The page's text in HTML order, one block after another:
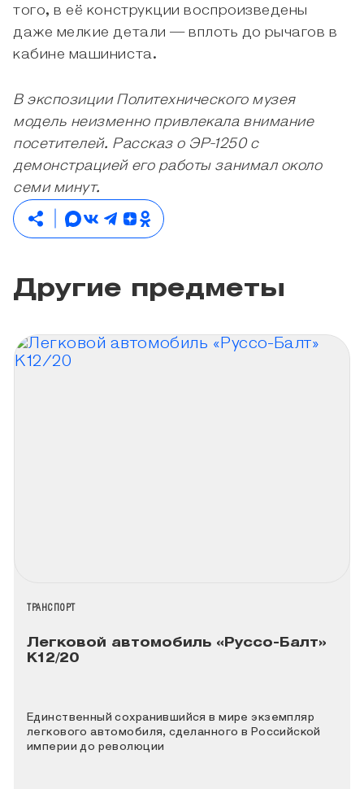
того, в её конструкции воспроизведены
даже мелкие детали — вплоть до рычагов в
кабине машиниста.
В экспозиции Политехнического музея
модель неизменно привлекала внимание
посетителей. Рассказ о ЭР-1250 с
демонстрацией его работы занимал около
семи минут.
Другие предметы
НАЗВАНИЕ КОЛЛЕКЦИИ
ТРАНСПОРТ
Легковой автомобиль «Руссо-Балт»
К12/20
Единственный сохранившийся в мире экземпляр
легкового автомобиля, сделанного в Российской
империи до революции